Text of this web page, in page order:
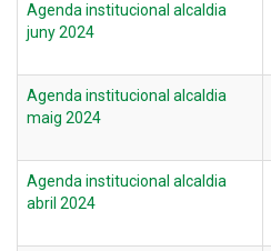
Agenda institucional alcaldia
juny 2024
Agenda institucional alcaldia
maig 2024
Agenda institucional alcaldia
abril 2024